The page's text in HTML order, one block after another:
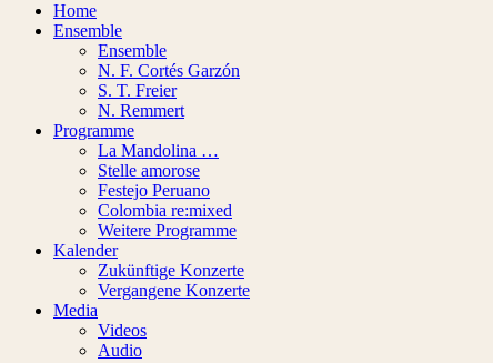
Home
En­sem­ble
En­sem­ble
N. F. Cor­tés Gar­zón
S. T. Frei­er
N. Rem­mert
Pro­gram­me
La Man­do­li­na …
Stel­le amo­ro­se
Fes­te­jo Pe­ru­a­no
Co­lom­bia re:mixed
Wei­te­re Pro­gram­me
Ka­len­der
Zu­künf­ti­ge Kon­zer­te
Ver­gan­ge­ne Kon­zer­te
Me­dia
Vi­de­os
Au­dio